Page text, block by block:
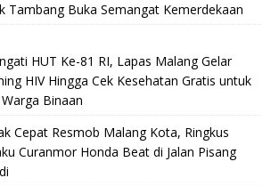
Tambang Buka Semangat Kemerdekaan
HUT Ke-81 RI, Lapas Malang Gelar
HIV Hingga Cek Kesehatan Gratis untuk
Binaan
Cepat Resmob Malang Kota, Ringkus
Curanmor Honda Beat di Jalan Pisang